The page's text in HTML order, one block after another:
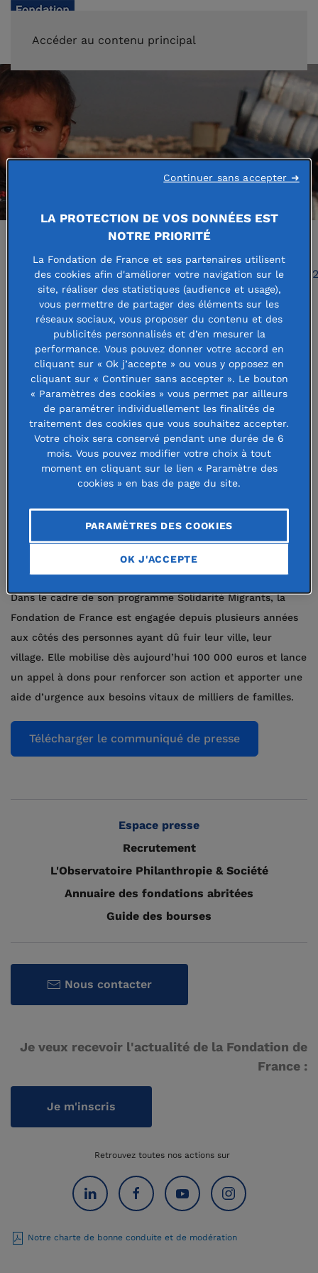
Accéder au contenu principal
Accueil Espace presse Communiqué de presse
Crise humanitaire en
Syrie : la Fondation de
France se mobilise
6 mars 2020
Près d’un million de Syriens, dont 82 % d’enfants et de
bombardements dans le Nord-Ouest de la Syrie. Cet exode
est sans précédent depuis le début du conflit dans le pays.
Dans le cadre de son programme Solidarité Migrants, la
Fondation de France est engagée depuis plusieurs années
aux côtés des personnes ayant dû fuir leur ville, leur
village. Elle mobilise dès aujourd’hui 100 000 euros et lance
un appel à dons pour renforcer son action et apporter une
aide d’urgence aux besoins vitaux de milliers de familles.
Télécharger le communiqué de presse
Espace presse
Recrutement
L'Observatoire Philanthropie & Société
Annuaire des fondations abritées
Guide des bourses
Nous contacter
Je veux recevoir l'actualité de la Fondation de
France :
Je m'inscris
Retrouvez toutes nos actions sur
Notre charte de bonne conduite et de modération
LA PROTECTION DE VOS DONNÉES EST
NOTRE PRIORITÉ
La Fondation de France et ses partenaires utilisent
des cookies afin d'améliorer votre navigation sur le
site, réaliser des statistiques (audience et usage),
vous permettre de partager des éléments sur les
réseaux sociaux, vous proposer du contenu et des
publicités personnalisés et d’en mesurer la
performance. Vous pouvez donner votre accord en
cliquant sur « Ok j’accepte » ou vous y opposez en
cliquant sur « Continuer sans accepter ». Le bouton
« Paramètres des cookies » vous permet par ailleurs
de paramétrer individuellement les finalités de
traitement des cookies que vous souhaitez accepter.
Votre choix sera conservé pendant une durée de 6
mois. Vous pouvez modifier votre choix à tout
moment en cliquant sur le lien « Paramètre des
cookies » en bas de page du site.
PARAMÈTRES DES COOKIES
OK J'ACCEPTE
Continuer sans accepter ➜